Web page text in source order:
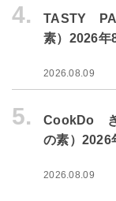
4.
TASTY
素）2026年
2026.08.09
5.
CookDo き
の素）2026
2026.08.09